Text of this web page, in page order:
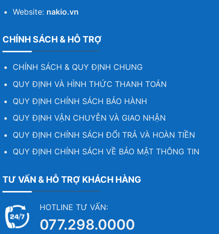
Website: nakio.vn
CHÍNH SÁCH & HỖ TRỢ
CHÍNH SÁCH & QUY ĐỊNH CHUNG
QUY ĐỊNH VÀ HÌNH THỨC THANH TOÁN
QUY ĐỊNH CHÍNH SÁCH BẢO HÀNH
QUY ĐỊNH VẬN CHUYỄN VÀ GIAO NHẬN
QUY ĐỊNH CHÍNH SÁCH ĐỔI TRẢ VÀ HOÀN TIỀN
QUY ĐỊNH CHÍNH SÁCH VỀ BẢO MẬT THÔNG TIN
TƯ VẤN & HỖ TRỢ KHÁCH HÀNG
HOTLINE TƯ VẤN:
077.298.0000